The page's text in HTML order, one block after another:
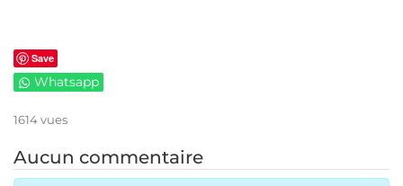
Save
Whatsapp
1614 vues
Aucun commentaire